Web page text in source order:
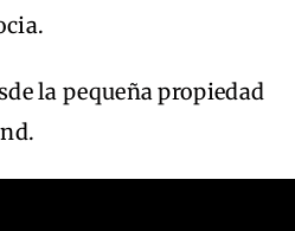
la pequeña propiedad